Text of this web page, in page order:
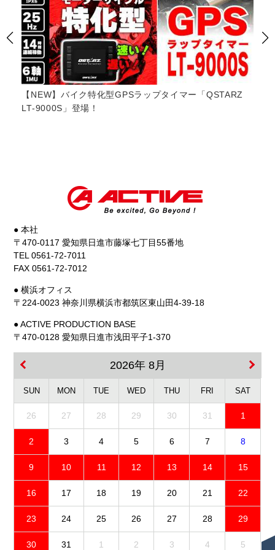
【JMCA認証】AKRAPOVICフルエキゾーストマフラー
サウンド YAMAHA YZF-R9 8BL適合モデル #yamaha
● 本社
〒470-0117 愛知県日進市藤塚七丁目55番地
TEL 0561-72-7011
FAX 0561-72-7012
● 横浜オフィス
〒224-0023 神奈川県横浜市都筑区東山田4-39-18
● ACTIVE PRODUCTION BASE
〒470-0128 愛知県日進市浅田平子1-370
2026年 8月
SUN MON TUE WED THU FRI SAT
26 27 28 29 30 31 1
2 3 4 5 6 7 8
9 10 11 12 13 14 15
16 17 18 19 20 21 22
23 24 25 26 27 28 29
30 31 1 2 3 4 5